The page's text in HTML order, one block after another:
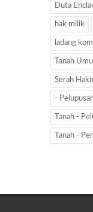
Duta
hak milik
ladang
Tanah
Serah
-
Tanah -
Tanah -